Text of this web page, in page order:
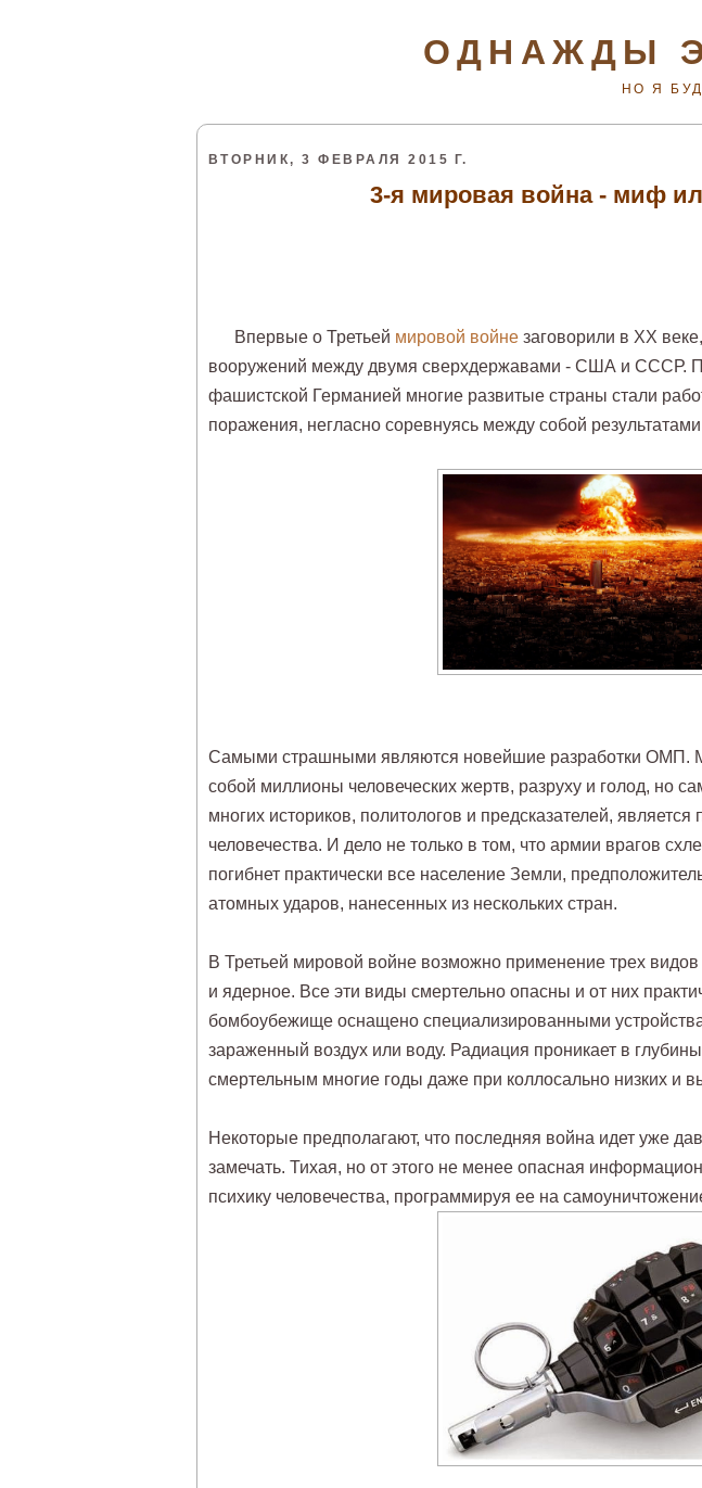
ОДНАЖДЫ
НО Я
ВТОРНИК, 3 ФЕВРАЛЯ 2015 Г.
3-я мировая война - миф
Впервые о Третьей мировой войне заговорили в ХХ
вооружений между двумя сверхдержавами - США и СССР.
фашистской Германией многие развитые страны стали
поражения, негласно соревнуясь между собой
Самыми страшными являются новейшие разработки ОМП.
собой миллионы человеческих жертв, разруху и голод, но
многих историков, политологов и предсказателей,
человечества. И дело не только в том, что армии врагов
погибнет практически все население Земли,
атомных ударов, нанесенных из нескольких стран.
В Третьей мировой войне возможно применение трех
и ядерное. Все эти виды смертельно опасны и от них
бомбоубежище оснащено специализированными
зараженный воздух или воду. Радиация проникает в
смертельным многие годы даже при коллосально низких и
Некоторые предполагают, что последняя война идет уже
замечать. Тихая, но от этого не менее опасная
психику человечества, программируя ее на